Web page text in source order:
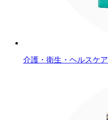
介護・衛生・ヘルスケア